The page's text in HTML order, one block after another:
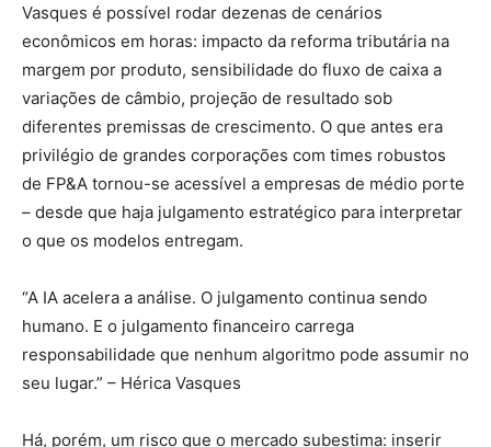
Vasques é possível rodar dezenas de cenários
econômicos em horas: impacto da reforma tributária na
margem por produto, sensibilidade do fluxo de caixa a
variações de câmbio, projeção de resultado sob
diferentes premissas de crescimento. O que antes era
privilégio de grandes corporações com times robustos
de FP&A tornou-se acessível a empresas de médio porte
– desde que haja julgamento estratégico para interpretar
o que os modelos entregam.
“A IA acelera a análise. O julgamento continua sendo
humano. E o julgamento financeiro carrega
responsabilidade que nenhum algoritmo pode assumir no
seu lugar.” – Hérica Vasques
Há, porém, um risco que o mercado subestima: inserir